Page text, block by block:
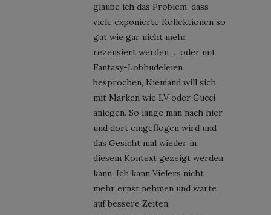
glaube ich das Problem, dass
viele exponierte Kollektionen so
gut wie gar nicht mehr
rezensiert werden … oder mit
Fantasy-Lobhudeleien
besprochen, Niemand will sich
mit Marken wie LV oder Gucci
anlegen. So lange man nach hier
und dort eingeflogen wird und
das Gesicht mal wieder in
diesem Kontext gezeigt werden
kann. Ich kann Vielers nicht
mehr ernst nehmen und warte
auf bessere Zeiten.